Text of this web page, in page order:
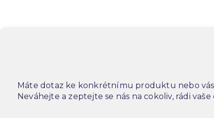
Máte dotaz ke konkrétnímu produktu nebo vás
Neváhejte a zeptejte se nás na cokoliv, rádi